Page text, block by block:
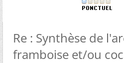
Re : Synthèse de
framboise et/ou